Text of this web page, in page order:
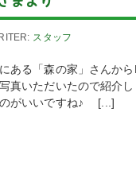
スタッフ
ある「森の家」さんか
真いただいたので紹介
がいいですね♪ [...]
ックの歴史
01